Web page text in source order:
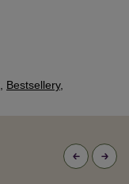
, Bestsellery,